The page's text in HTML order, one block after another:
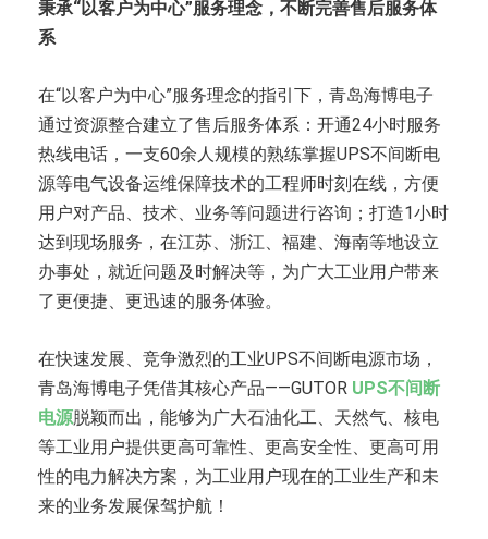
秉承“以客户为中心”服务理念，不断完善售后服务体
系
在“以客户为中心”服务理念的指引下，青岛海博电子
通过资源整合建立了售后服务体系：开通24小时服务
热线电话，一支60余人规模的熟练掌握UPS不间断电
源等电气设备运维保障技术的工程师时刻在线，方便
用户对产品、技术、业务等问题进行咨询；打造1小时
达到现场服务，在江苏、浙江、福建、海南等地设立
办事处，就近问题及时解决等，为广大工业用户带来
了更便捷、更迅速的服务体验。
在快速发展、竞争激烈的工业UPS不间断电源市场，
青岛海博电子凭借其核心产品——GUTOR UPS不间断
电源脱颖而出，能够为广大石油化工、天然气、核电
等工业用户提供更高可靠性、更高安全性、更高可用
性的电力解决方案，为工业用户现在的工业生产和未
来的业务发展保驾护航！